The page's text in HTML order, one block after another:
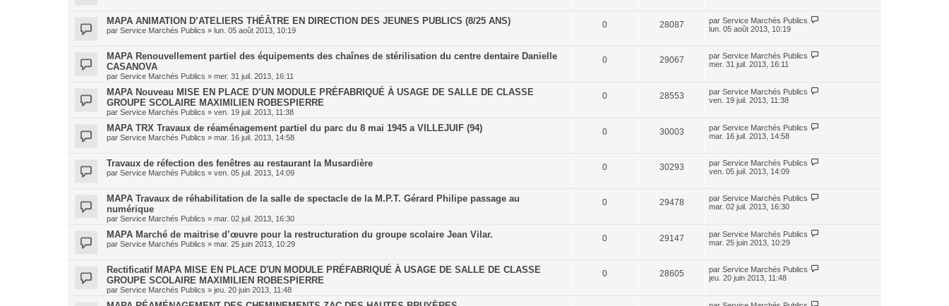
MAPA ANIMATION D’ATELIERS THÉÂTRE EN DIRECTION DES JEUNES PUBLICS (8/25 ANS)
par Service Marchés Publics » lun. 05 août 2013, 10:19
0 28087 par Service Marchés Publics
lun. 05 août 2013, 10:19
MAPA Renouvellement partiel des équipements des chaînes de stérilisation du centre dentaire Danielle
CASANOVA
par Service Marchés Publics » mer. 31 juil. 2013, 16:11
0 29067 par Service Marchés Publics
mer. 31 juil. 2013, 16:11
MAPA Nouveau MISE EN PLACE D’UN MODULE PRÉFABRIQUÉ À USAGE DE SALLE DE CLASSE
GROUPE SCOLAIRE MAXIMILIEN ROBESPIERRE
par Service Marchés Publics » ven. 19 juil. 2013, 11:38
0 28553 par Service Marchés Publics
ven. 19 juil. 2013, 11:38
MAPA TRX Travaux de réaménagement partiel du parc du 8 mai 1945 a VILLEJUIF (94)
par Service Marchés Publics » mar. 16 juil. 2013, 14:58
0 30003 par Service Marchés Publics
mar. 16 juil. 2013, 14:58
Travaux de réfection des fenêtres au restaurant la Musardière
par Service Marchés Publics » ven. 05 juil. 2013, 14:09
0 30293 par Service Marchés Publics
ven. 05 juil. 2013, 14:09
MAPA Travaux de réhabilitation de la salle de spectacle de la M.P.T. Gérard Philipe passage au
numérique
par Service Marchés Publics » mar. 02 juil. 2013, 16:30
0 29478 par Service Marchés Publics
mar. 02 juil. 2013, 16:30
MAPA Marché de maitrise d’œuvre pour la restructuration du groupe scolaire Jean Vilar.
par Service Marchés Publics » mar. 25 juin 2013, 10:29
0 29147 par Service Marchés Publics
mar. 25 juin 2013, 10:29
Rectificatif MAPA MISE EN PLACE D'UN MODULE PRÉFABRIQUÉ À USAGE DE SALLE DE CLASSE
GROUPE SCOLAIRE MAXIMILIEN ROBESPIERRE
par Service Marchés Publics » jeu. 20 juin 2013, 11:48
0 28605 par Service Marchés Publics
jeu. 20 juin 2013, 11:48